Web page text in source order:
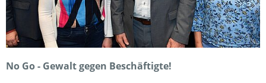
No Go - Gewalt gegen Beschäftigte!